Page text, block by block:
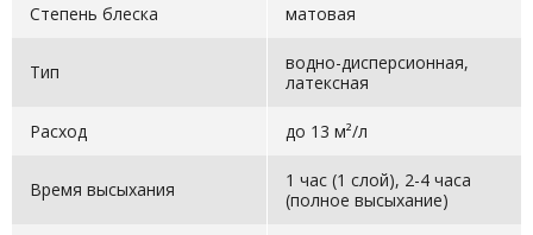
Степень блеска матовая
Тип
водно-дисперсионная,
латексная
Расход до 13 м²/л
Время высыхания
1 час (1 слой), 2-4 часа
(полное высыхание)